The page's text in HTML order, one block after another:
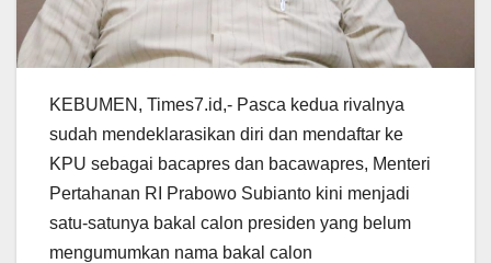
KEBUMEN, Times7.id,- Pasca kedua rivalnya
sudah mendeklarasikan diri dan mendaftar ke
KPU sebagai bacapres dan bacawapres, Menteri
Pertahanan RI Prabowo Subianto kini menjadi
satu-satunya bakal calon presiden yang belum
mengumumkan nama bakal calon